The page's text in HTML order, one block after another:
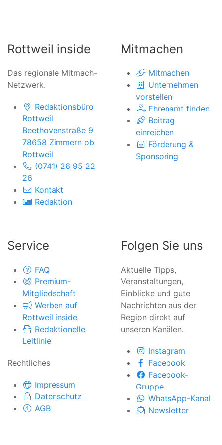
Rottweil inside
Das regionale Mitmach-
Netzwerk.
Redaktionsbüro
Rottweil
Beethovenstraße 9
78658 Zimmern ob
Rottweil
(0741) 26 95 22
26
Kontakt
Redaktion
Mitmachen
Mitmachen
Unternehmen
vorstellen
Ehrenamt finden
Beitrag
einreichen
Förderung &
Sponsoring
Service
FAQ
Premium-
Mitgliedschaft
Werben auf
Rottweil inside
Redaktionelle
Leitlinie
Rechtliches
Impressum
Datenschutz
AGB
Folgen Sie uns
Aktuelle Tipps,
Veranstaltungen,
Einblicke und gute
Nachrichten aus der
Region direkt auf
unseren Kanälen.
Instagram
Facebook
Facebook-
Gruppe
WhatsApp-Kanal
Newsletter